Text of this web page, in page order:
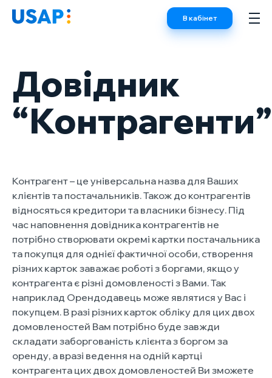
Skip
В кабінет
Довідник
“Контрагенти”
Контрагент – це універсальна назва для Ваших
клієнтів та постачальників. Також до контрагентів
відносяться кредитори та власники бізнесу. Під
час наповнення довідника контрагентів не
потрібно створювати окремі картки постачальника
та покупця для однієї фактичної особи, створення
різних карток заважає роботі з боргами, якщо у
контрагента є різні домовленості з Вами. Так
наприклад Орендодавець може являтися у Вас і
покупцем. В разі різних карток обліку для цих двох
домовленостей Вам потрібно буде завжди
складати заборгованість клієнта з боргом за
оренду, а вразі ведення на одній картці
контрагента цих двох домовленостей Ви зможете